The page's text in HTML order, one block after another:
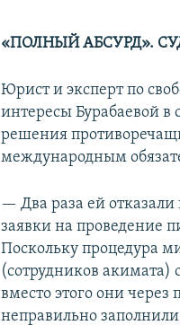
«ПОЛНЫЙ АБСУРД».
Юрист и эксперт по
интересы Бурабаевой в
решения
международным
— Два раза ей
заявки на проведение
Поскольку процедура
(сотрудников акимата)
вместо этого они через
неправильно